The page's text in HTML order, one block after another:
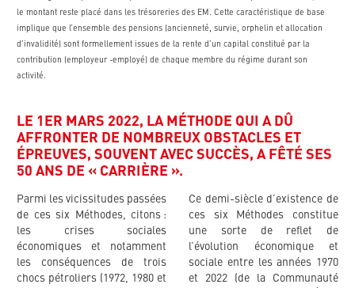
le montant reste placé dans les trésoreries des EM. Cette caractéristique de base
implique que l’ensemble des pensions (ancienneté, survie, orphelin et allocation
d’invalidité) sont formellement issues de la rente d’un capital constitué par la
contribution (employeur -employé) de chaque membre du régime durant son
activité.
LE 1ER MARS 2022, LA MÉTHODE QUI A DÛ
AFFRONTER DE NOMBREUX OBSTACLES ET
ÉPREUVES, SOUVENT AVEC SUCCÈS, A FÊTÉ SES
50 ANS DE « CARRIÈRE ».
Parmi les vicissitudes passées
de ces six Méthodes, citons :
les crises sociales
économiques et notamment
les conséquences de trois
chocs pétroliers (1972, 1980 et
Ce demi-siècle d’existence de
ces six Méthodes constitue
une sorte de reflet de
l’évolution économique et
sociale entre les années 1970
et 2022 (de la Communauté